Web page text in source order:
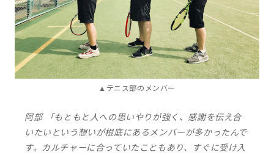
▲テニス部のメンバー
阿部 「もともと人への思いやりが強く、感謝を伝え合
いたいという想いが根底にあるメンバーが多かったんで
す。カルチャーに合っていたこともあり、すぐに受け入